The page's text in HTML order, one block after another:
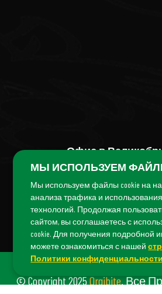
Офис в
+44 (7456) 04
© Copyright 2025Orgibite. Все
МЫ ИСПОЛЬЗУЕМ ФАЙЛЫ
Мы используем файлы cookie на
анализа трафика и
технологий. Продолжая
сайтом, вы соглашаетесь с
cookie. Для получения подробной
можете ознакомиться с нашей
Политики конфиденциальности